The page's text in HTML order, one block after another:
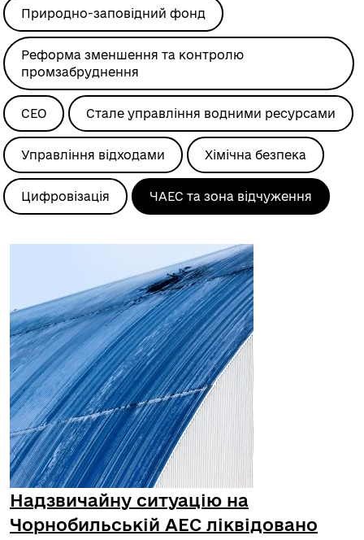
Природно-заповідний фонд
Реформа зменшення та контролю
промзабруднення
СЕО Стале управління водними ресурсами
Управління відходами Хімічна безпека
Цифровізація ЧАЕС та зона відчуження
Надзвичайну ситуацію на
Чорнобильській АЕС ліквідовано